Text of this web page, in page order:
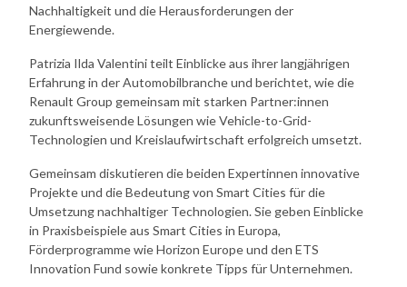
Nachhaltigkeit und die Herausforderungen der
Energiewende.
Patrizia Ilda Valentini teilt Einblicke aus ihrer langjährigen
Erfahrung in der Automobilbranche und berichtet, wie die
Renault Group gemeinsam mit starken Partner:innen
zukunftsweisende Lösungen wie Vehicle-to-Grid-
Technologien und Kreislaufwirtschaft erfolgreich umsetzt.
Gemeinsam diskutieren die beiden Expertinnen innovative
Projekte und die Bedeutung von Smart Cities für die
Umsetzung nachhaltiger Technologien. Sie geben Einblicke
in Praxisbeispiele aus Smart Cities in Europa,
Förderprogramme wie Horizon Europe und den ETS
Innovation Fund sowie konkrete Tipps für Unternehmen.